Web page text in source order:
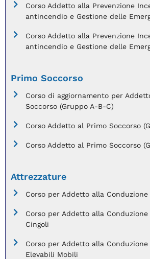
Corso Addetto alla Prevenzione
antincendio e Gestione delle
Corso Addetto alla Prevenzione
antincendio e Gestione delle
Primo Soccorso
Corso di aggiornamento per
Soccorso (Gruppo A-B-C)
Corso Addetto al Primo Soccorso
Corso Addetto al Primo Soccorso
Attrezzature
Corso per Addetto alla
Corso per Addetto alla
Cingoli
Corso per Addetto alla
Elevabili Mobili